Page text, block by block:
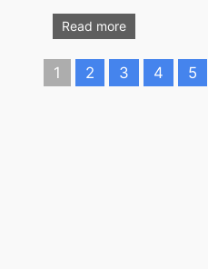
Read more
1 2 3 4 5